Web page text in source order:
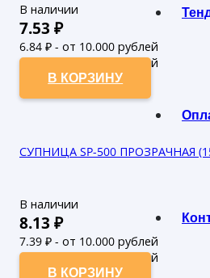
В наличии
7.53 ₽
6.84 ₽ - от 10.000 рублей
6.22₽ - от 50.000 рублей
В КОРЗИНУ
СУПНИЦА SP-500 ПРОЗРАЧНАЯ
В наличии
8.13 ₽
7.39 ₽ - от 10.000 рублей
6.72₽ - от 50.000 рублей
В КОРЗИНУ